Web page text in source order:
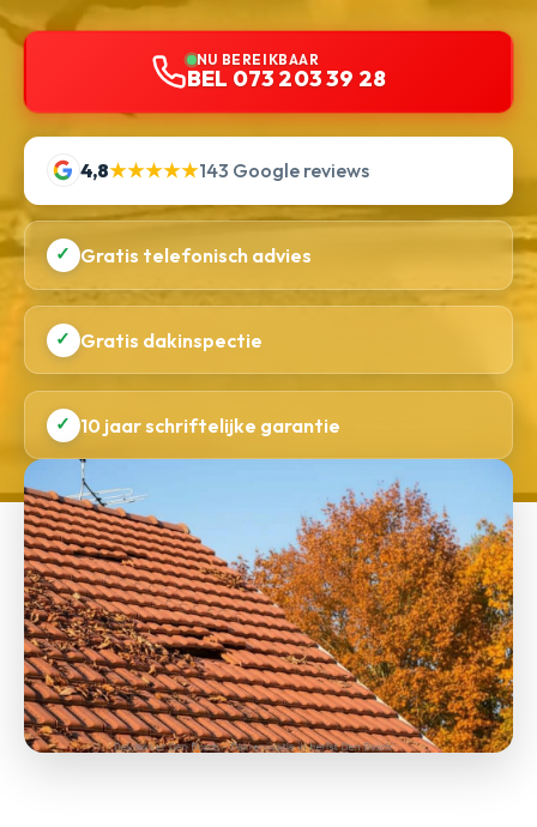
NU BEREIKBAAR
BEL 073 203 39 28
4,8★★★★★143 Google reviews
✓ Gratis telefonisch advies
✓ Gratis dakinspectie
✓ 10 jaar schriftelijke garantie